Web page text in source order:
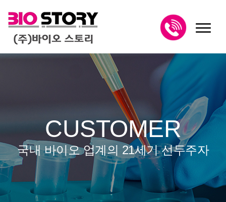
CUSTOMER
국내 바이오 업계의 21세기 선두주자